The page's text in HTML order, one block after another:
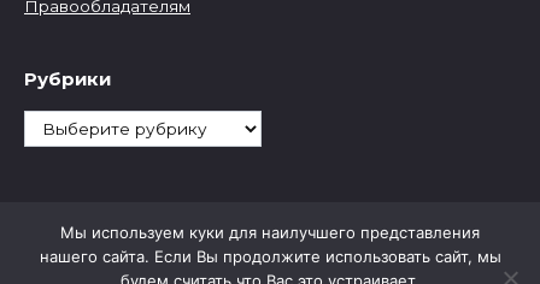
Правообладателям
Рубрики
Рубрики
Мы используем куки для наилучшего представления
нашего сайта. Если Вы продолжите использовать сайт, мы